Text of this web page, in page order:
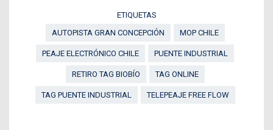
ETIQUETAS
AUTOPISTA GRAN CONCEPCIÓN
MOP CHILE
PEAJE ELECTRÓNICO CHILE PUENTE INDUSTRIAL
RETIRO TAG BIOBÍO TAG ONLINE
TAG PUENTE INDUSTRIAL TELEPEAJE FREE FLOW